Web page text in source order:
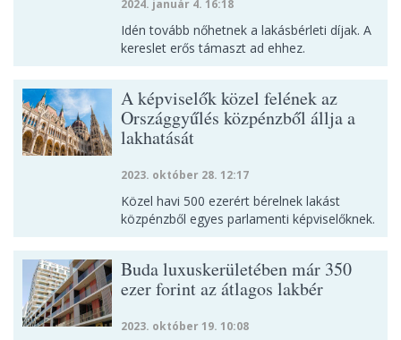
2024. január 4. 16:18
Idén tovább nőhetnek a lakásbérleti díjak. A
kereslet erős támaszt ad ehhez.
A képviselők közel felének az
Országgyűlés közpénzből állja a
lakhatását
2023. október 28. 12:17
Közel havi 500 ezerért bérelnek lakást
közpénzből egyes parlamenti képviselőknek.
Buda luxuskerületében már 350
ezer forint az átlagos lakbér
2023. október 19. 10:08